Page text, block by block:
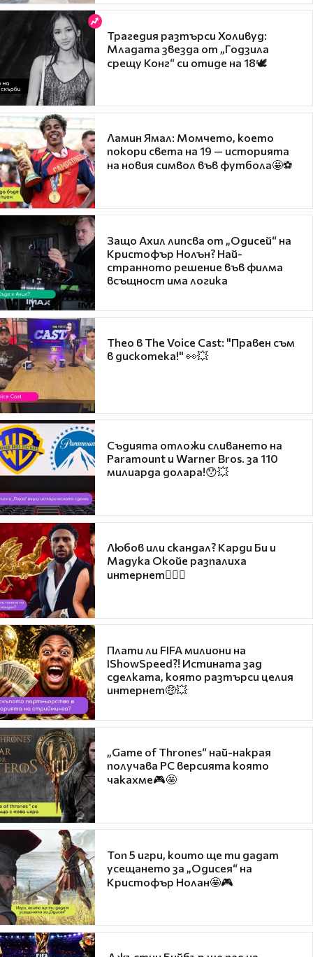
Трагедия разтърси Холивуд:
Младата звезда от „Годзила
срещу Конг“ си отиде на 18🕊️
Ламин Ямал: Момчето, което
покори света на 19 — историята
на новия символ във футбола🤩⚽
Защо Ахил липсва от „Одисей“ на
Кристофър Нолън? Най-
странното решение във филма
всъщност има логика
Theo в The Voice Cast: "Правен съм
в дискотека!" 👀💥
Съдията отложи сливането на
Paramount и Warner Bros. за 110
милиарда долара!😯💥
Любов или скандал? Карди Би и
Мадука Окойе разпалиха
интернет❤️‍🔥🔥
Плати ли FIFA милиони на
IShowSpeed?! Истината зад
сделката, която разтърси целия
интернет🤑💥
„Game of Thrones“ най-накрая
получава PC версията която
чакахме🎮🤩
Топ 5 игри, които ще ти дадат
усещането за „Одисея“ на
Кристофър Нолан🤩🎮